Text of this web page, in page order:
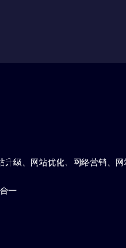
升级、 网站优化、 网络营销、
一